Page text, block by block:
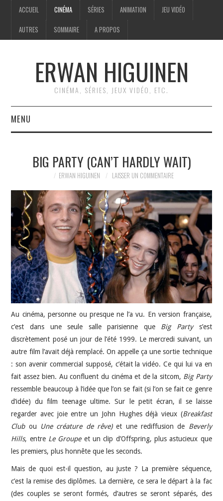
ACCUEIL CINÉMA SÉRIES ANIMATION JEU VIDÉO
AUTRES SOMMAIRE A PROPOS
ERWAN HIGUINEN
CINÉMA, SÉRIES, JEUX VIDÉO, ETC.
MENU
CINÉMA
SÉRIES
ANIMATION
JEU VIDÉO
AUTRES
SOMMAIRE
A PROPOS
BIG PARTY (CAN’T HARDLY WAIT)
ERWAN HIGUINEN LAISSER UN COMMENTAIRE
Au cinéma, personne ou presque ne l’a vu. En version française,
c’est dans une seule salle parisienne que Big Partys’est
discrètement posé un jour de l’été 1999. Le mercredi suivant, un
autre film l’avait déjà remplacé. On appelle ça une sortie technique
: son avenir commercial supposé, c’était la vidéo. Ce qui lui va en
fait assez bien. Au confluent du cinéma et de la sitcom, Big Party
ressemble beaucoup à l’idée que l’on se fait (si l’on se fait ce genre
d’idée) du film teenage ultime. Sur le petit écran, il se laisse
regarder avec joie entre un John Hughes déjà vieux (Breakfast
Clubou Une créature de rêve)et une rediffusion de Beverly
Hills, entre Le Groupeet un clip d’Offspring, plus astucieux que
les premiers, plus honnête que les seconds.
Mais de quoi est-il question, au juste ? La première séquence,
c’est la remise des diplômes. La dernière, ce sera le départ à la fac
(des couples se seront formés, d’autres se seront séparés, des